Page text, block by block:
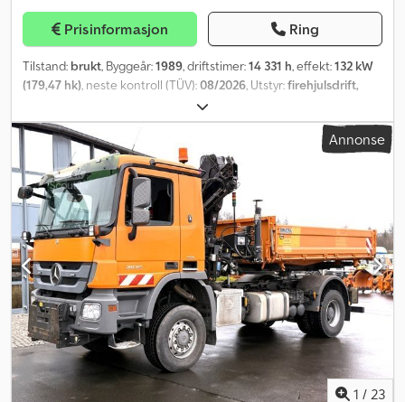
Prisinformasjon Ring
Tilstand: brukt, Byggeår:1989, driftstimer:14 331 h, effekt:132 kW
(179,47 hk), neste kontroll (TÜV):08/2026, Utstyr:firehjulsdrift,
Annonse
1 / 23